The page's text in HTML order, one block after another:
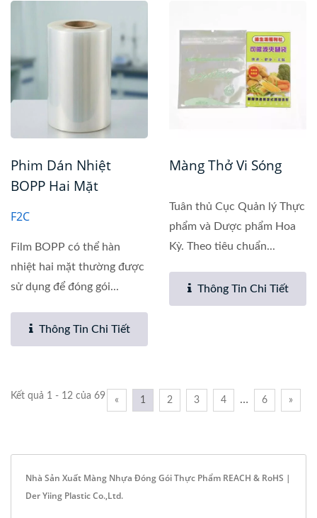
Phim Dán Nhiệt
BOPP Hai Mặt
F2C
Film BOPP có thể hàn
nhiệt hai mặt thường được
sử dụng để đóng gói...
Thông Tin Chi Tiết
Màng Thở Vi Sóng
Tuân thủ Cục Quản lý Thực
phẩm và Dược phẩm Hoa
Kỳ. Theo tiêu chuẩn...
Thông Tin Chi Tiết
Kết quả 1 - 12 của 69 « 1 2 3 4 … 6 »
Nhà Sản Xuất Màng Nhựa Đóng Gói Thực Phẩm REACH & RoHS |
Der Yiing Plastic Co.,Ltd.